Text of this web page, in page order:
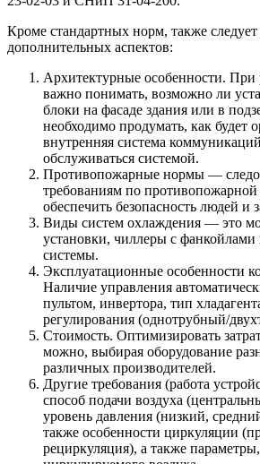
Кроме стандартных норм, также
дополнительных аспектов:
Архитектурные особенности. При
важно понимать, возможно ли
блоки на фасаде здания или в
необходимо продумать, как будет
внутренняя система
обслуживаться системой.
Противопожарные нормы —
требованиям по противопожарной
обеспечить безопасность людей и
Виды систем охлаждения — это
установки, чиллеры с фанкойлами
системы.
Эксплуатационные особенности
Наличие управления
пультом, инвертора, тип
регулирования (однотрубный/
Стоимость. Оптимизировать
можно, выбирая оборудование
различных производителей.
Другие требования (работа
способ подачи воздуха
уровень давления (низкий,
также особенности циркуляции
рециркуляция), а также